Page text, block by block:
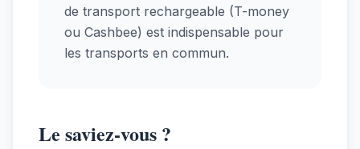
de transport rechargeable (T-money
ou Cashbee) est indispensable pour
les transports en commun.
Le saviez-vous ?